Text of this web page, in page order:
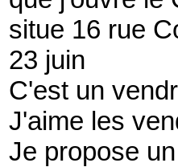
situe 16 rue
23 juin
C'est un
J'aime les
Je propose